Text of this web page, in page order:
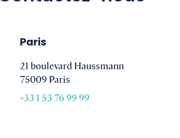
Paris
21 boulevard Haussmann
75009 Paris
+33 1 53 76 99 99